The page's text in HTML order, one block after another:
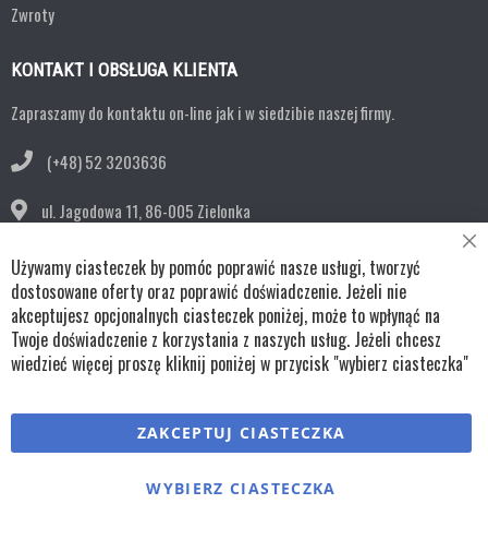
Zwroty
KONTAKT I OBSŁUGA KLIENTA
Zapraszamy do kontaktu on-line jak i w siedzibie naszej firmy.
(+48) 52 3203636
ul. Jagodowa 11, 86-005 Zielonka
bok@remko.pl
OBSERWUJ NAS
Copyright © wszystkie prawa zastrzeżone TKL Progress
RegulaminyPolityka cookiesPolityka prywatności
Używamy ciasteczek by pomóc poprawić nasze usługi, tworzyć
dostosowane oferty oraz poprawić doświadczenie. Jeżeli nie
akceptujesz opcjonalnych ciasteczek poniżej, może to wpłynąć na
Twoje doświadczenie z korzystania z naszych usług. Jeżeli chcesz
wiedzieć więcej proszę kliknij poniżej w przycisk "wybierz ciasteczka"
ZAKCEPTUJ CIASTECZKA
WYBIERZ CIASTECZKA